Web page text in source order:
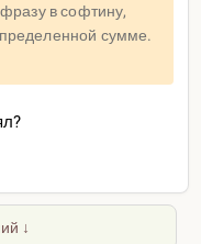
в софтину,
сумме.
↓